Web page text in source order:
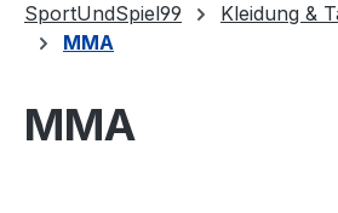
SportUndSpiel99 Kleidung &
MMA
MMA